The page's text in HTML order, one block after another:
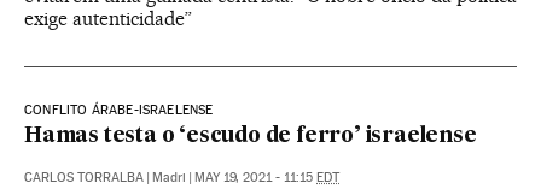
exige autenticidade”
CONFLITO ÁRABE-ISRAELENSE
Hamas testa o ‘escudo de ferro’ israelense
CARLOS TORRALBA Madri MAY 19, 2021 - 11:15 EDT